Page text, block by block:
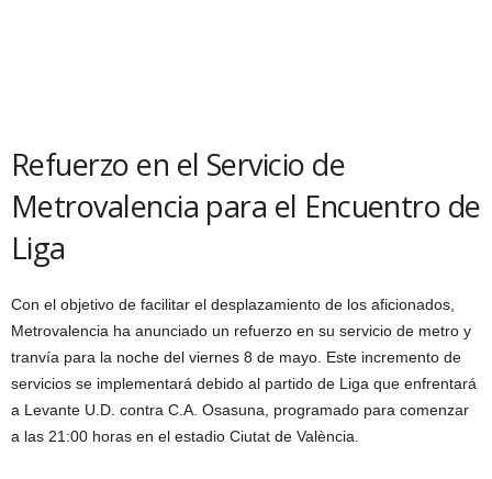
Refuerzo en el Servicio de
Metrovalencia para el Encuentro de
Liga
Con el objetivo de facilitar el desplazamiento de los aficionados,
Metrovalencia ha anunciado un refuerzo en su servicio de metro y
tranvía para la noche del viernes 8 de mayo. Este incremento de
servicios se implementará debido al partido de Liga que enfrentará
a Levante U.D. contra C.A. Osasuna, programado para comenzar
a las 21:00 horas en el estadio Ciutat de València.